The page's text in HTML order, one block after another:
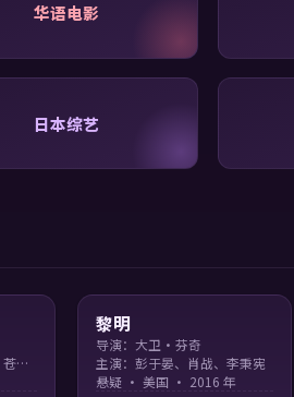
华语电影
日本综艺
主演：陈道明、章子怡、苍井优、周冬雨 等
黎明
导演：大卫·芬奇
主演：彭于晏、肖战、李秉宪
悬疑 · 美国 · 2016 年